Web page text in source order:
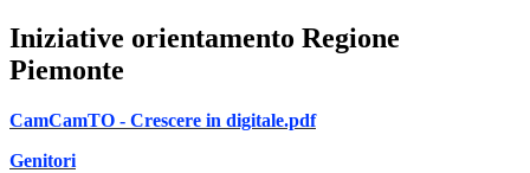
Iniziative orientamento Regione
Piemonte
CamCamTO - Crescere in digitale.pdf
Genitori